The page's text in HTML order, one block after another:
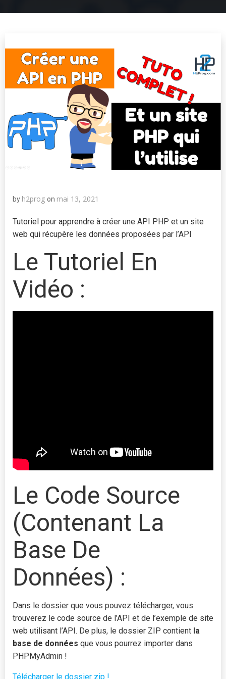
by h2prog on mai 13, 2021
Tutoriel pour apprendre à créer une API PHP et un site
web qui récupère les données proposées par l’API
Le Tutoriel En
Vidéo :
Le Code Source
(contenant La
Base De
Données) :
Dans le dossier que vous pouvez télécharger, vous
trouverez le code source de l’API et de l’exemple de site
web utilisant l’API. De plus, le dossier ZIP contient la
base de données que vous pourrez importer dans
PHPMyAdmin !
Télécharger le dossier zip !